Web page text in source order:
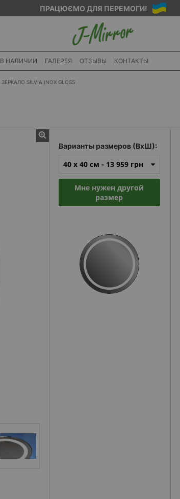
ПРАЦЮЄМО ДЛЯ ПЕРЕМОГИ!
В НАЛИЧИИ ГАЛЕРЕЯ ОТЗЫВЫ КОНТАКТЫ
ЗЕРКАЛО SILVIA INOX GLOSS
Варианты размеров (ВхШ):
40 x 40 см - 13 959 грн
Мне нужен другой
размер